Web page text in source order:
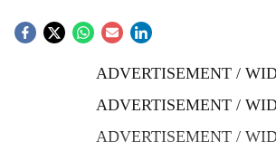
ADVERTISEMENT /
ADVERTISEMENT /
ADVERTISEMENT /